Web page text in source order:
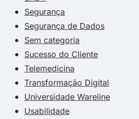
Segurança
Segurança de Dados
Sem categoria
Sucesso do Cliente
Telemedicina
Transformação Digital
Universidade Wareline
Usabilidade